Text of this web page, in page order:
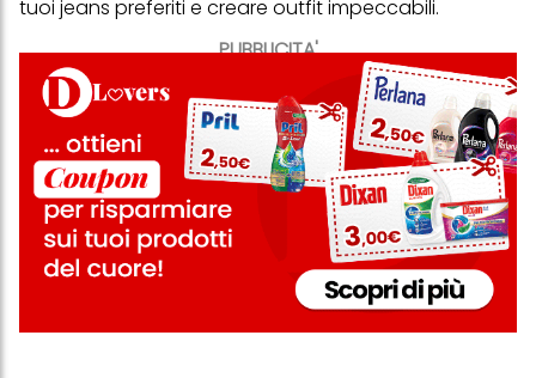
PUBBLICITA'
tuoi jeans preferiti e creare outfit impeccabili.